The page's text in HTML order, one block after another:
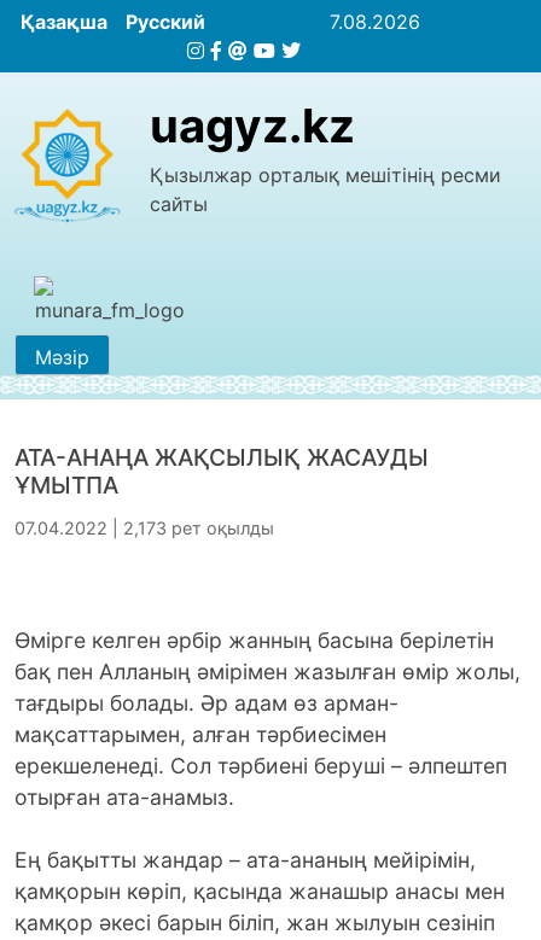
Қазақша Русский 7.08.2026
uagyz.kz
Қызылжар орталық мешітінің ресми
сайты
Мәзір
АТА-АНАҢА ЖАҚСЫЛЫҚ ЖАСАУДЫ
ҰМЫТПА
07.04.2022 | 2,173 рет оқылды
Өмірге келген әрбір жанның басына берілетін
бақ пен Алланың әмірімен жазылған өмір жолы,
тағдыры болады. Әр адам өз арман-
мақсаттарымен, алған тәрбиесімен
ерекшеленеді. Сол тәрбиені беруші – әлпештеп
отырған ата-анамыз.
Ең бақытты жандар – ата-ананың мейірімін,
қамқорын көріп, қасында жанашыр анасы мен
қамқор әкесі барын біліп, жан жылуын сезініп